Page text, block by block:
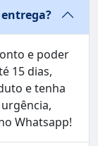
e poder
15 dias,
e tenha
Whatsapp!